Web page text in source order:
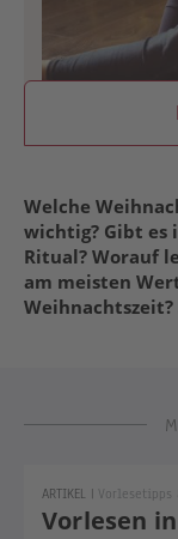
Welche
wichtig? Gibt es
Ritual? Worauf
am meisten
Vorlesen
ARTIKEL | Vorlesetipps